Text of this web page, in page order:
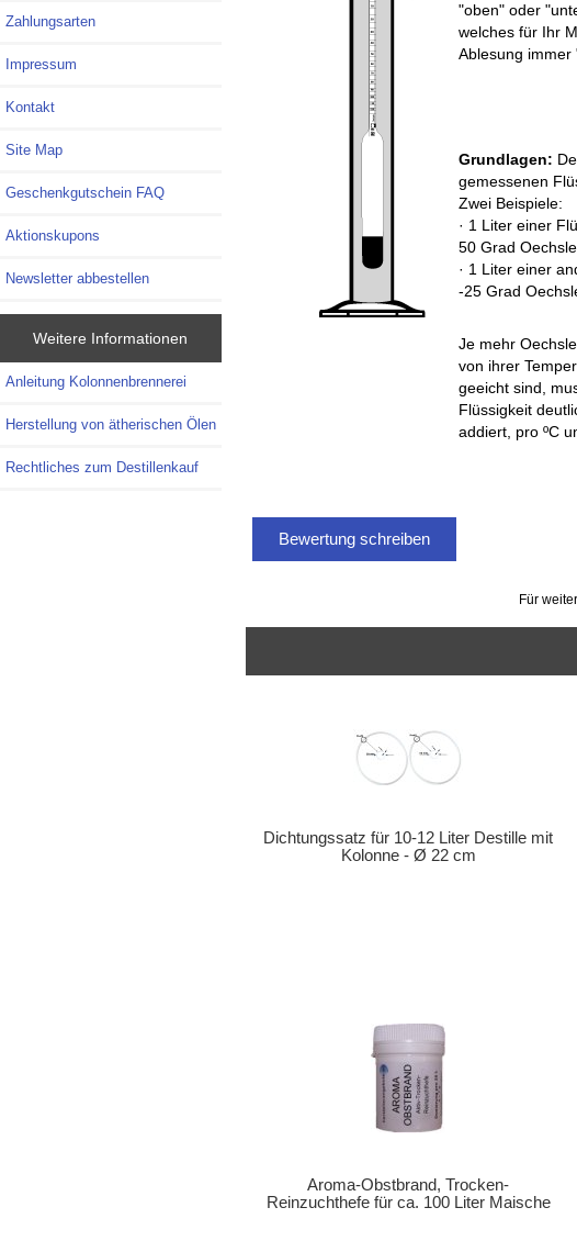
Zahlungsarten
Impressum
Kontakt
Site Map
Geschenkgutschein FAQ
Aktionskupons
Newsletter abbestellen
Weitere Informationen
Anleitung Kolonnenbrennerei
Herstellung von ätherischen Ölen
Rechtliches zum Destillenkauf
"oben" oder
welches für Ihr
Ablesung immer
Grundlagen:
gemessenen
Zwei Beispiele:
· 1 Liter einer
50 Grad Oechsle.
· 1 Liter einer
-25 Grad
Je mehr
von ihrer
geeicht sind,
Flüssigkeit
addiert, pro ºC
Bewertung schreiben
Für
Dichtungssatz für 10-12 Liter Destille mit
Kolonne - Ø 22 cm
Aroma-Obstbrand, Trocken-
Reinzuchthefe für ca. 100 Liter Maische